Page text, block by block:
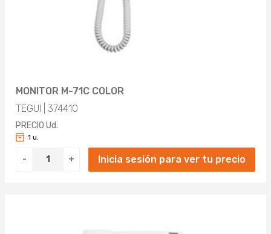
MONITOR M-71C COLOR
TEGUI | 374410
PRECIO Ud.
- +
1 u.
Inicia sesión para ver tu precio